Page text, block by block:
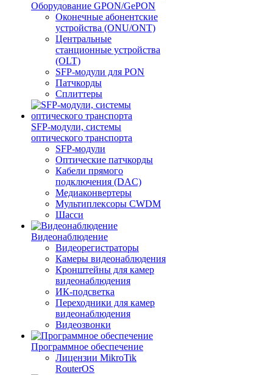
Оборудование GPON/GePON
Оконечные абонентские
устройства (ONU/ONT)
Центральные
станционные устройства
(OLT)
SFP-модули для PON
Патчкорды
Сплиттеры
SFP-модули, системы
оптического транспорта
SFP-модули
Оптические патчкорды
Кабели прямого
подключения (DAC)
Медиаконвертеры
Мультиплексоры CWDM
Шасси
Видеонаблюдение
Видеорегистраторы
Камеры видеонаблюдения
Кронштейны для камер
видеонаблюдения
ИК-подсветка
Переходники для камер
видеонаблюдения
Видеозвонки
Программное обеспечение
Лицензии MikroTik
RouterOS